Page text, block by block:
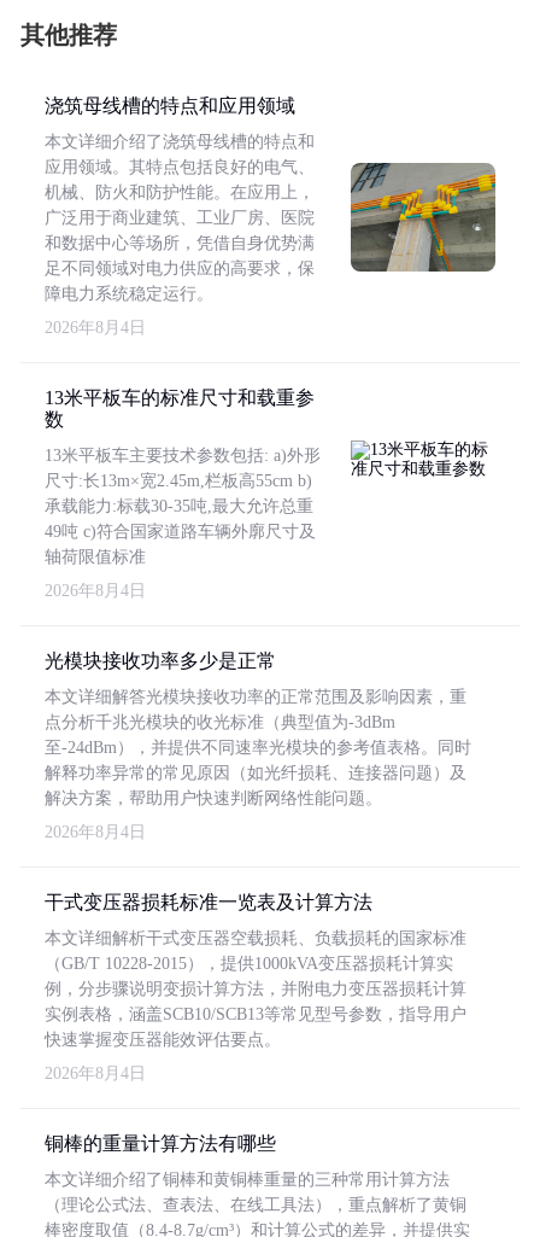
其他推荐
浇筑母线槽的特点和应用领域
本文详细介绍了浇筑母线槽的特点和
应用领域。其特点包括良好的电气、
机械、防火和防护性能。在应用上，
广泛用于商业建筑、工业厂房、医院
和数据中心等场所，凭借自身优势满
足不同领域对电力供应的高要求，保
障电力系统稳定运行。
2026年8月4日
13米平板车的标准尺寸和载重参
数
13米平板车主要技术参数包括: a)外形
尺寸:长13m×宽2.45m,栏板高55cm b)
承载能力:标载30-35吨,最大允许总重
49吨 c)符合国家道路车辆外廓尺寸及
轴荷限值标准
2026年8月4日
光模块接收功率多少是正常
本文详细解答光模块接收功率的正常范围及影响因素，重
点分析千兆光模块的收光标准（典型值为-3dBm
至-24dBm），并提供不同速率光模块的参考值表格。同时
解释功率异常的常见原因（如光纤损耗、连接器问题）及
解决方案，帮助用户快速判断网络性能问题。
2026年8月4日
干式变压器损耗标准一览表及计算方法
本文详细解析干式变压器空载损耗、负载损耗的国家标准
（GB/T 10228-2015），提供1000kVA变压器损耗计算实
例，分步骤说明变损计算方法，并附电力变压器损耗计算
实例表格，涵盖SCB10/SCB13等常见型号参数，指导用户
快速掌握变压器能效评估要点。
2026年8月4日
铜棒的重量计算方法有哪些
本文详细介绍了铜棒和黄铜棒重量的三种常用计算方法
（理论公式法、查表法、在线工具法），重点解析了黄铜
棒密度取值（8.4-8.7g/cm³）和计算公式的差异，并提供实